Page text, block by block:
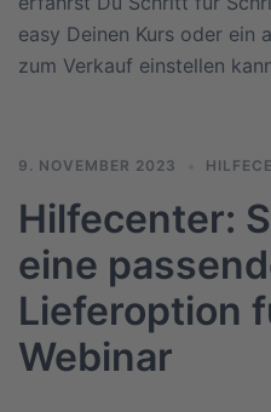
easy Deinen Kurs oder ein
zum Verkauf einstellen
9. NOVEMBER 2023
Hilfecenter:
eine
Lieferoption
Webinar